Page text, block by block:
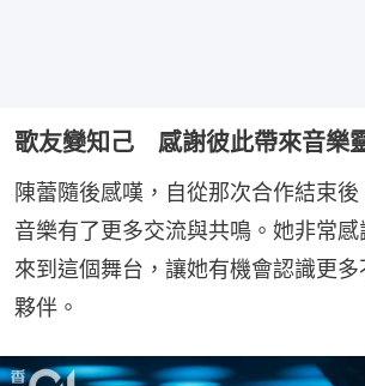
歌友變知己 感謝彼此帶來音樂
陳蕾隨後感嘆，自從那次合作結束
音樂有了更多交流與共鳴。她非常
來到這個舞台，讓她有機會認識更
夥伴。